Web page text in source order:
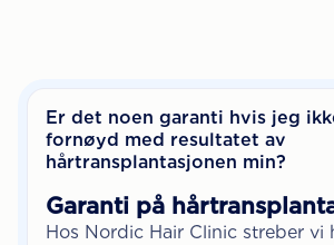
Er det noen garanti hvis jeg
fornøyd med resultatet av
hårtransplantasjonen min?
Garanti på
Hos Nordic Hair Clinic streber vi